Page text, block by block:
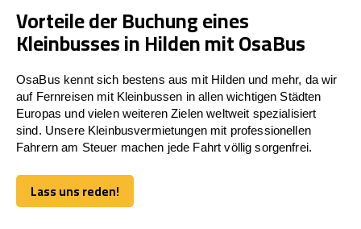
Vorteile der Buchung eines
Kleinbusses in Hilden mit OsaBus
OsaBus kennt sich bestens aus mit Hilden und mehr, da wir
auf Fernreisen mit Kleinbussen in allen wichtigen Städten
Europas und vielen weiteren Zielen weltweit spezialisiert
sind. Unsere Kleinbusvermietungen mit professionellen
Fahrern am Steuer machen jede Fahrt völlig sorgenfrei.
Lass uns reden!
Lass uns reden!